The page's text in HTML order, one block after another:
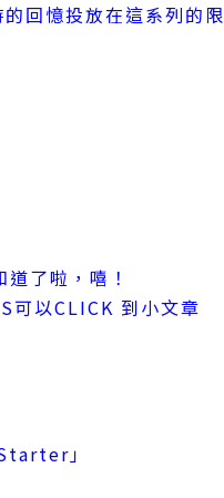
回憶投放在這系列的限
了啦，嘻！
可以CLICK 到小文章
」